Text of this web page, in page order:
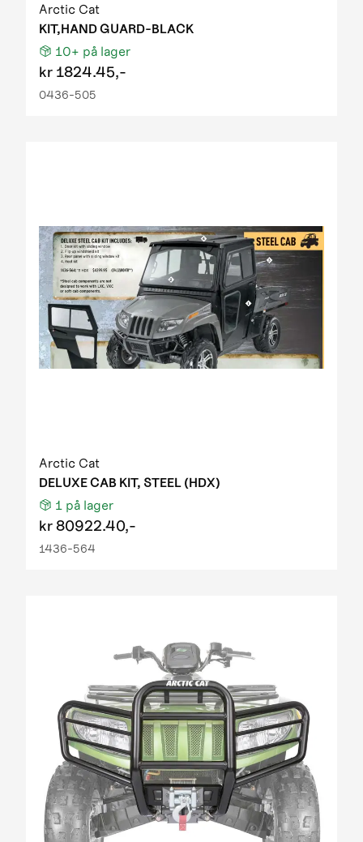
Arctic Cat
KIT,HAND GUARD-BLACK
10+ på lager
kr 1824.45,-
0436-505
Arctic Cat
DELUXE CAB KIT, STEEL (HDX)
1 på lager
kr80922.40,-
1436-564